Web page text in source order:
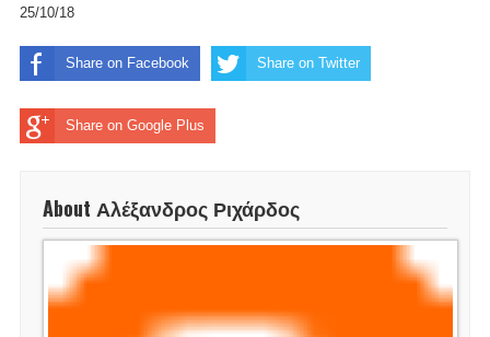
25/10/18
Share on Facebook Share on Twitter
Share on Google Plus
About Αλέξανδρος Ριχάρδος